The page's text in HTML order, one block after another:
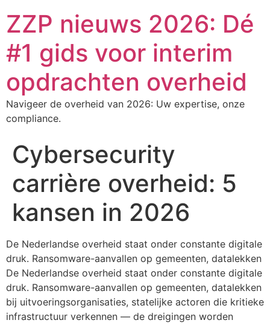
ZZP nieuws 2026: Dé
#1 gids voor interim
opdrachten overheid
Navigeer de overheid van 2026: Uw expertise, onze
compliance.
Cybersecurity
carrière overheid: 5
kansen in 2026
De Nederlandse overheid staat onder constante digitale
druk. Ransomware-aanvallen op gemeenten, datalekken
De Nederlandse overheid staat onder constante digitale
druk. Ransomware-aanvallen op gemeenten, datalekken
bij uitvoeringsorganisaties, statelijke actoren die kritieke
infrastructuur verkennen — de dreigingen worden